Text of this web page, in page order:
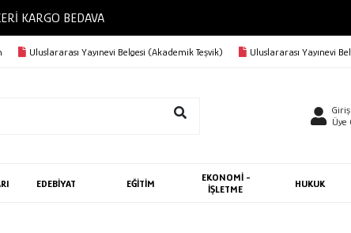
KARGO BEDAVA
Uluslararası Yayınevi Belgesi (Akademik Teşvik) Uluslararası Yayınevi
Üye
EDEBİYAT EĞİTİM
EKONOMİ -
İŞLETME
HUKUK